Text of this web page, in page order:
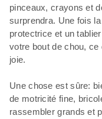
pinceaux, crayons et
surprendra. Une fois
protectrice et un
votre bout de chou,
joie.
Une chose est sûre:
de motricité fine,
rassembler grands et